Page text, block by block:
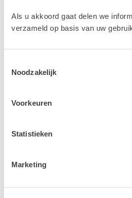
Als u akkoord gaat delen we
verzameld op basis van uw
Noodzakelijk
Voorkeuren
Statistieken
Marketing